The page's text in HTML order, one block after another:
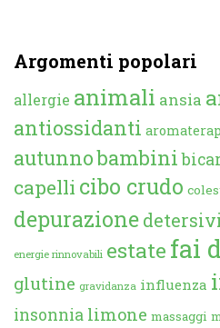
Argomenti popolari
allergie animali ansia
antiossidanti
autunnobambini
capelli cibo crudo
depurazione
energie rinnovabili estate fai
glutine gravidanza influenza
insonnia limone massaggi